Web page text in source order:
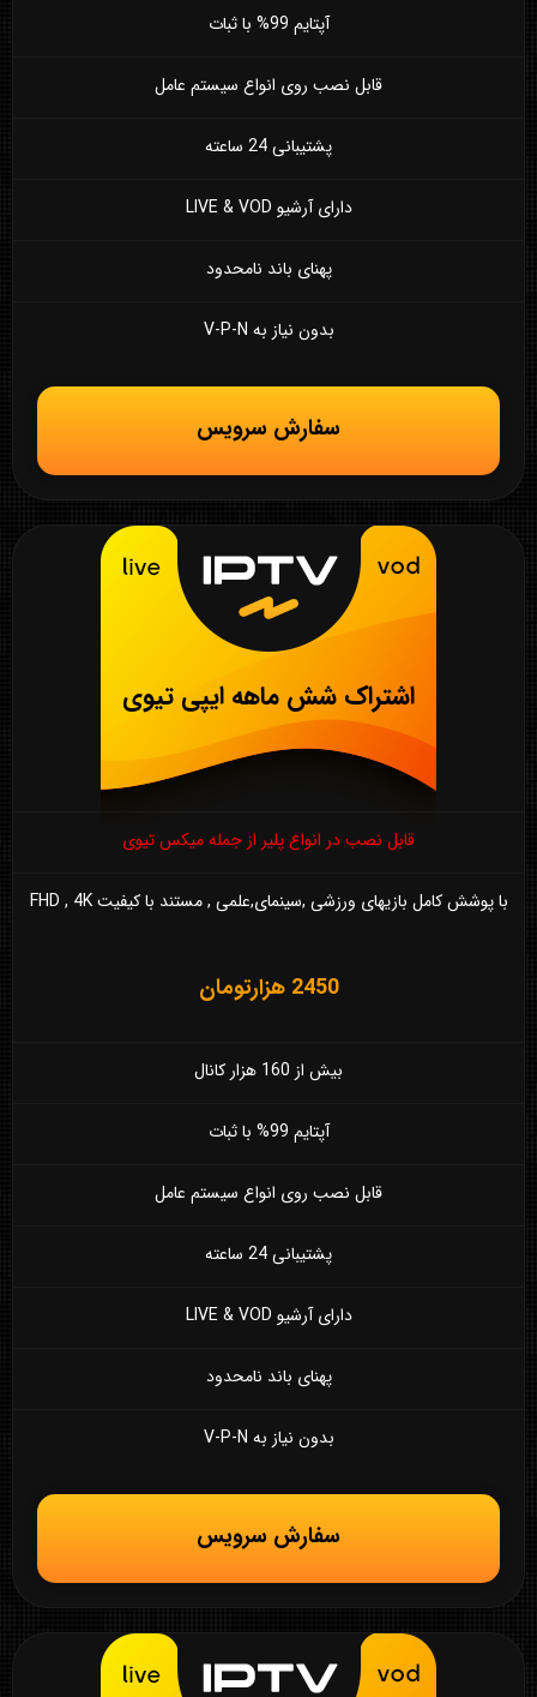
آپتایم 99% با ثبات
قابل نصب روی انواع سیستم عامل
پشتیبانی 24 ساعته
دارای آرشیو LIVE & VOD
پهنای باند نامحدود
بدون نیاز به V-P-N
سفارش سرویس
اشتراک شش ماهه ایپی تیوی
قابل نصب در انواع پلیر از جمله میکس تیوی
با پوشش کامل بازیهای ورزشی ,سینمای,علمی , مستند با کیفیت FHD , 4K
2450 هزارتومان
بیش از 160 هزار کانال
آپتایم 99% با ثبات
قابل نصب روی انواع سیستم عامل
پشتیبانی 24 ساعته
دارای آرشیو LIVE & VOD
پهنای باند نامحدود
بدون نیاز به V-P-N
سفارش سرویس